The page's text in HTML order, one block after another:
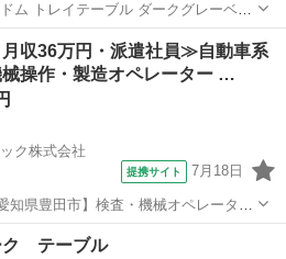
ム トレイテーブル ダークグレーベー
確認ください ・お値引きは出...
収36万円・派遣社員≫自動車系
操作・製造オペレーター …
ク株式会社
提携サイト 7月18日
知県豊田市】検査・機械オペレーター
99 仕事概要 仕事概要 安
ー・ー 毎週火曜/金曜 入社チャン
その他
ク テーブル